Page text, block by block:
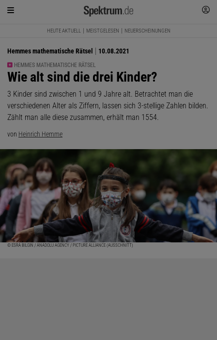
HEUTE AKTUELL MEISTGELESEN NEUERSCHEINUNGEN
Hemmes mathematische Rätsel 10.08.2021
HEMMES MATHEMATISCHE RÄTSEL
:
Wie alt sind die drei Kinder?
3 Kinder sind zwischen 1 und 9 Jahre alt. Betrachtet man die
verschiedenen Alter als Ziffern, lassen sich 3-stellige Zahlen bilden.
Zählt man alle diese zusammen, erhält man 1554.
von Heinrich Hemme
© ESRA BILGIN / ANADOLU AGENCY / PICTURE ALLIANCE (AUSSCHNITT)